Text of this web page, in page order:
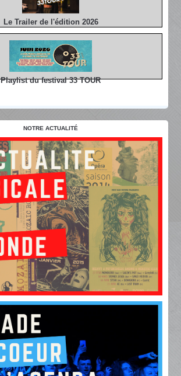
Le Trailer de l'édition 2026
Playlist du festival 33 TOUR
NOTRE ACTUALITÉ